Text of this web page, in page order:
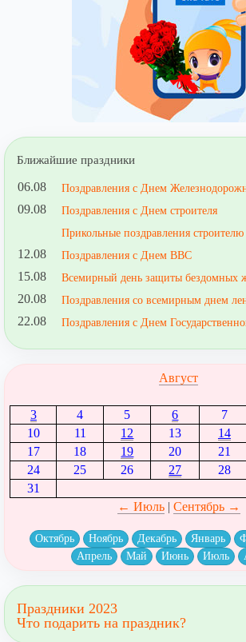
Ближайшие праздники
06.08 Поздравления с Днем
09.08
Поздравления с Днем строителя
Прикольные поздравления строителю
12.08 Поздравления с Днем ВВС
15.08 Всемирный день защиты бездомных
20.08 Поздравления со всемирным днем
22.08 Поздравления с Днем
Август
3
4 5 6 7
10
11 12 13 14
17
18 19 20 21
24
25 26 27 28
31
← Июль| Сентябрь →
Октябрь Ноябрь Декабрь Январь
Апрель
Май Июнь Июль
Праздники 2023
Что подарить на праздник?